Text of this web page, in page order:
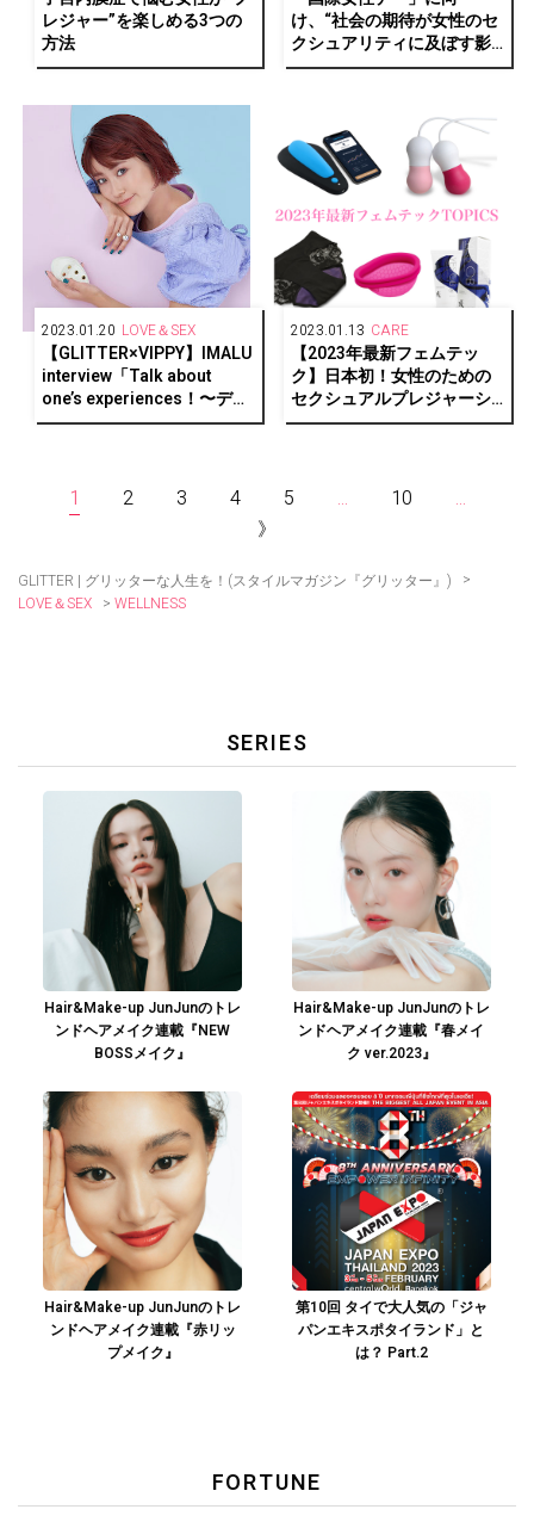
レジャー”を楽しめる3つの
方法
け、“社会の期待が女性のセ
クシュアリティに及ぼす影
響”について、世界15か国で
2023.01.20 LOVE＆SEX
【GLITTER×VIPPY】IMALU
interview「Talk about
one’s experiences！〜デリ
ケートゾーンと向き合っ
2023.01.13 CARE
【2023年最新フェムテッ
ク】日本初！女性のための
セクシュアルプレジャーシ
ョップ『LOVE PIECE
1 2 3 4 5 ... 10
...
》
GLITTER | グリッターな人生を！(スタイルマガジン『グリッター』)
>
LOVE＆SEX > WELLNESS
SERIES
Hair&Make-up JunJunのトレ
ンドヘアメイク連載『NEW
BOSSメイク』
Hair&Make-up JunJunのトレ
ンドヘアメイク連載『春メイ
ク ver.2023』
Hair&Make-up JunJunのトレ
ンドヘアメイク連載『赤リッ
プメイク』
第10回 タイで大人気の「ジャ
パンエキスポタイランド」と
は？ Part.2
FORTUNE